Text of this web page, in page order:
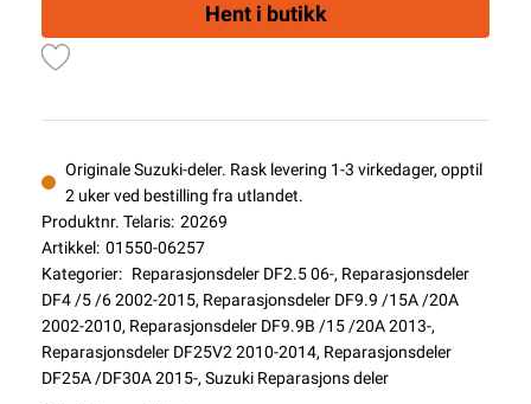
Hent i butikk
Originale Suzuki-deler. Rask levering 1-3 virkedager, opptil
2 uker ved bestilling fra utlandet.
Produktnr. Telaris: 20269
Artikkel: 01550-06257
Kategorier: Reparasjonsdeler DF2.5 06-, Reparasjonsdeler
DF4 /5 /6 2002-2015, Reparasjonsdeler DF9.9 /15A /20A
2002-2010, Reparasjonsdeler DF9.9B /15 /20A 2013-,
Reparasjonsdeler DF25V2 2010-2014, Reparasjonsdeler
DF25A /DF30A 2015-, Suzuki Reparasjons deler